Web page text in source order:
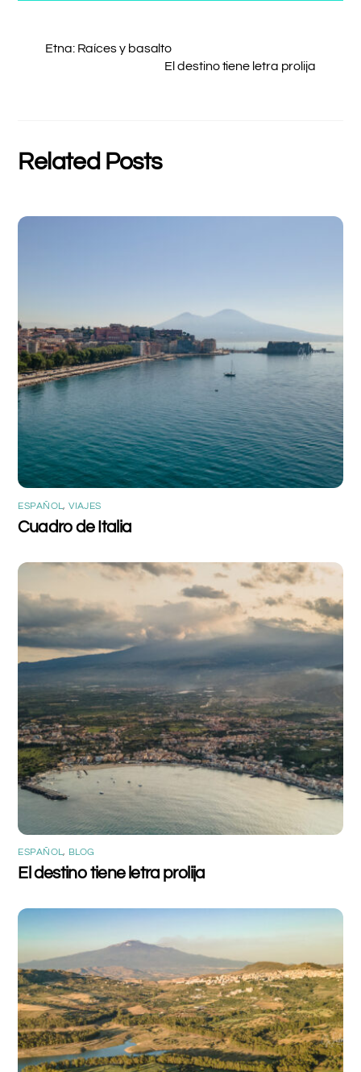
Etna: Raíces y basalto
El destino tiene letra prolija
Related Posts
ESPAÑOL, VIAJES
Cuadro de Italia
ESPAÑOL, BLOG
El destino tiene letra prolija